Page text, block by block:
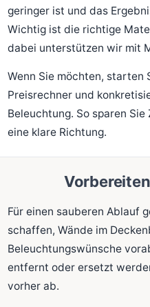
geringer ist und das
Wichtig ist die richtige
dabei unterstützen wir mit
Wenn Sie möchten, starten
Preisrechner und
Beleuchtung. So sparen
eine klare Richtung.
Für einen sauberen Ablauf
schaffen, Wände im
Beleuchtungswünsche
entfernt oder ersetzt
vorher ab.